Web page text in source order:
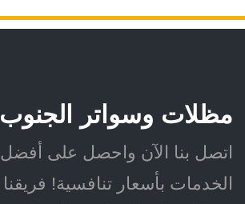
مظلات وسواتر الجنوب
اتصل بنا الآن واحصل على أفضل
الخدمات بأسعار تنافسية! فريقنا